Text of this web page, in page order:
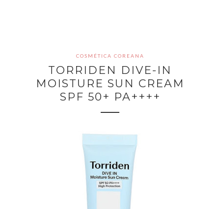
COSMÉTICA COREANA
TORRIDEN DIVE-IN
MOISTURE SUN CREAM
SPF 50+ PA++++